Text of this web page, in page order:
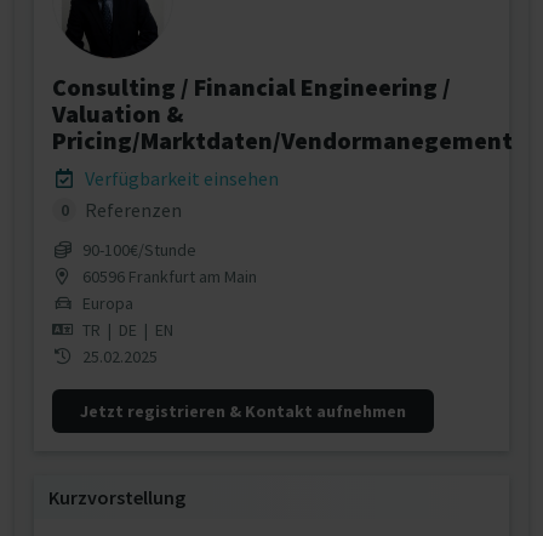
Consulting / Financial Engineering /
Valuation &
Pricing/Marktdaten/Vendormanegement
Verfügbarkeit einsehen
0 Referenzen
90‐100€/Stunde
60596 Frankfurt am Main
Europa
TR | DE | EN
25.02.2025
Jetzt registrieren & Kontakt aufnehmen
Kurzvorstellung